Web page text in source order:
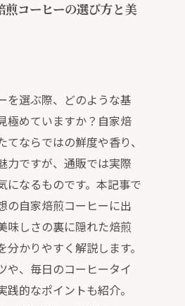
煎コーヒーの選び方と美
を選ぶ際、どのような基
極めていますか？自家焙
ならではの鮮度や香り、
力ですが、通販では実際
になるものです。本記事で
の自家焙煎コーヒーに出
味しさの裏に隠れた焙煎
かりやすく解説します。
や、毎日のコーヒータイ
的なポイントも紹介。